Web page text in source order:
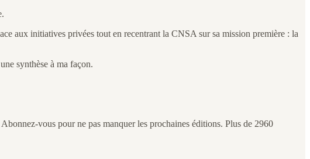
aux initiatives privées tout en recentrant la CNSA sur sa mission première : la
synthèse à ma façon.
vous pour ne pas manquer les prochaines éditions. Plus de 2960